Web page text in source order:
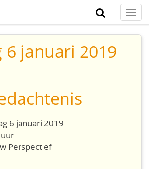
6 januari 2019
6 januari 2019
Perspectief